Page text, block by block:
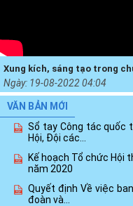
Xung kích, sáng tạo trong
Ngày: 19-08-2022 04:04
VĂN BẢN MỚI
Sổ tay Công tác quốc
Hội, Đội các...
Kế hoạch Tổ chức Hội
năm 2020
Quyết định Về việc
đoàn và...